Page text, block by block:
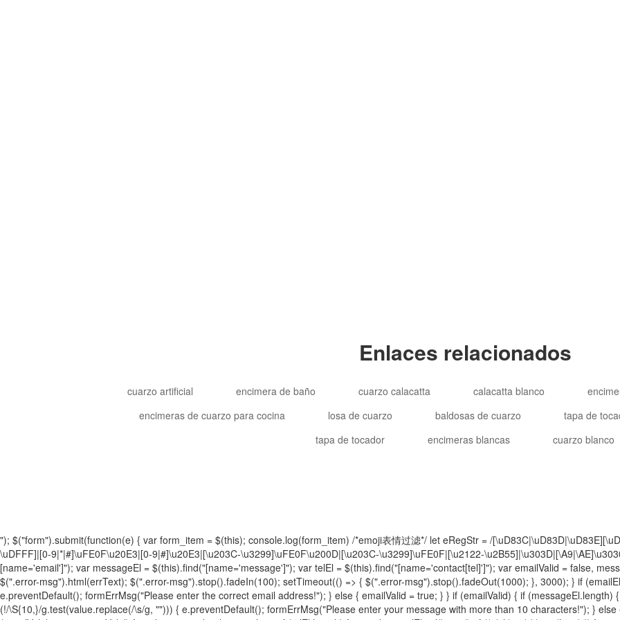
Enlaces relacionados
cuarzo artificial encimera de baño cuarzo calacatta calacatta blanco
encimeras de cuarzo para cocina
losa de cuarzo baldosas de cuarzo tapa de
tapa de tocador
encimeras blancas cuarzo blanco
"); $("form").submit(function(e) { var form_item = $(this); console.log(form_item) /*emoji表情过滤*/ let eRegStr = /
\uDFFF]|[0-9|*|#]\uFE0F\u20E3|[0-9|#]\u20E3|[\u203C-\u3299]\uFE0F\u200D|[\u203C-\u3299]\uFE0F|[\u2122-
[name='email']"); var messageEl = $(this).find("[name='message']"); var telEl = $(this).find("[name='contact[tel]']"); var emailValid = false,
$(".error-msg").html(errText); $(".error-msg").stop().fadeIn(100); setTimeout(() => { $(".error-msg").stop().fadeOut(1000); }, 3000); } if
e.preventDefault(); formErrMsg("Please enter the correct email address!"); } else { emailValid = true; } } if (emailValid) { if
(!/\S{10,}/g.test(value.replace(/\s/g, ""))) { e.preventDefault(); formErrMsg("Please enter your message with more than 10 characters!"); }